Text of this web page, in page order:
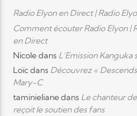
Radio Elyon en Direct | Radio
Comment écouter Radio Elyon |
en Direct
Nicoledans L’Emission Kanguka
Loïcdans Découvrez «
Mary-C
taminielianedans Le chanteur
reçoit le soutien des fans